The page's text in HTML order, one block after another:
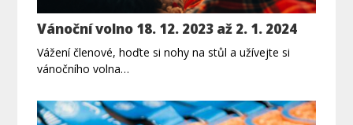
Vánoční volno 18. 12. 2023 až 2. 1. 2024
Vážení členové, hoďte si nohy na stůl a užívejte si
vánočního volna…